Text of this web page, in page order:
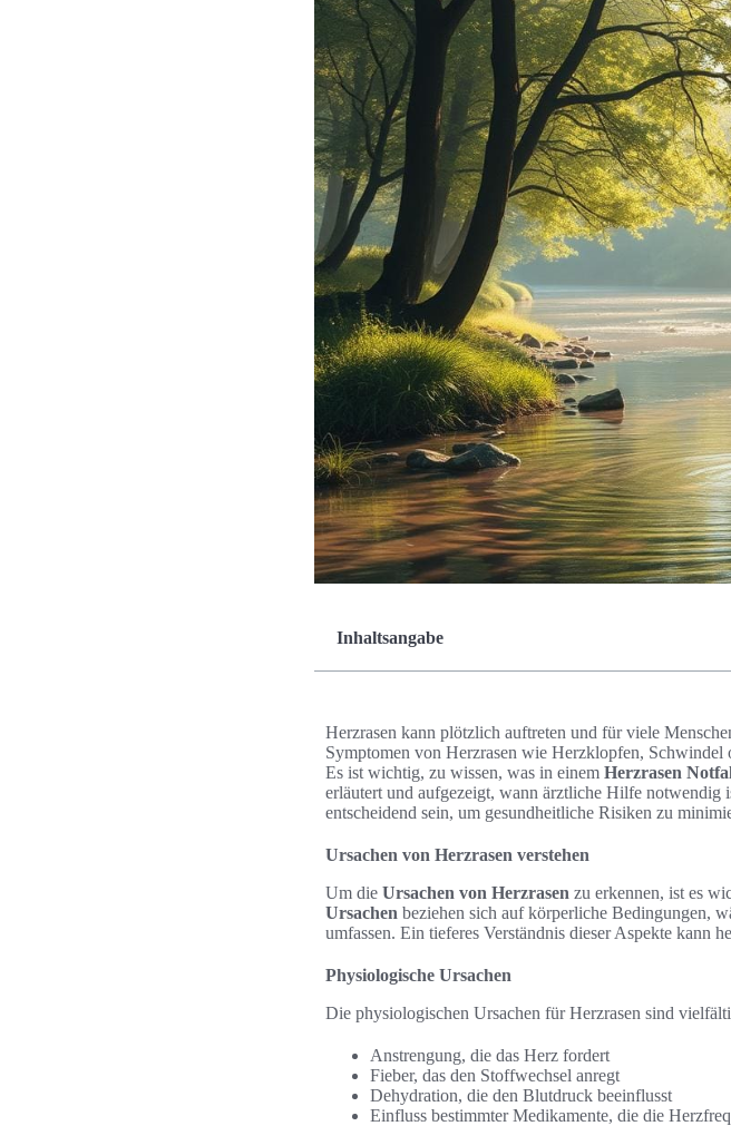
Inhaltsangabe
Herzrasen kann plötzlich auftreten und für viele
Symptomen von Herzrasen wie Herzklopfen, Schwindel
Es ist wichtig, zu wissen, was in einem Herzrasen
erläutert und aufgezeigt, wann ärztliche Hilfe notwendig
entscheidend sein, um gesundheitliche Risiken zu
Ursachen von Herzrasen verstehen
Um die Ursachen von Herzrasen zu erkennen, ist es
Ursachen beziehen sich auf körperliche Bedingungen,
umfassen. Ein tieferes Verständnis dieser Aspekte kann
Physiologische Ursachen
Die physiologischen Ursachen für Herzrasen sind
Anstrengung, die das Herz fordert
Fieber, das den Stoffwechsel anregt
Dehydration, die den Blutdruck beeinflusst
Einfluss bestimmter Medikamente, die die